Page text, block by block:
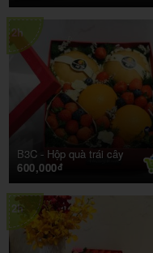
B3C - Hộp quà trái cây
600,000đ
2h
2h